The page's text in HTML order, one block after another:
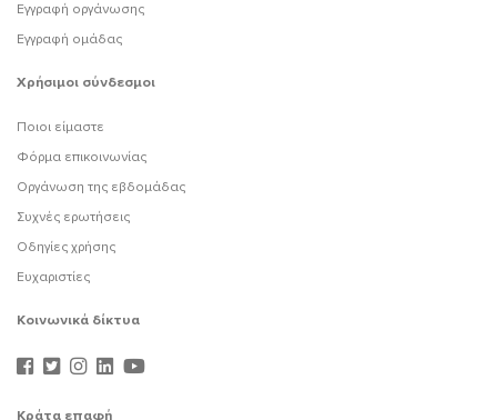
Εγγραφή οργάνωσης
Εγγραφή ομάδας
Χρήσιμοι σύνδεσμοι
Ποιοι είμαστε
Φόρμα επικοινωνίας
Οργάνωση της εβδομάδας
Συχνές ερωτήσεις
Οδηγίες χρήσης
Ευχαριστίες
Κοινωνικά δίκτυα
Κράτα επαφή